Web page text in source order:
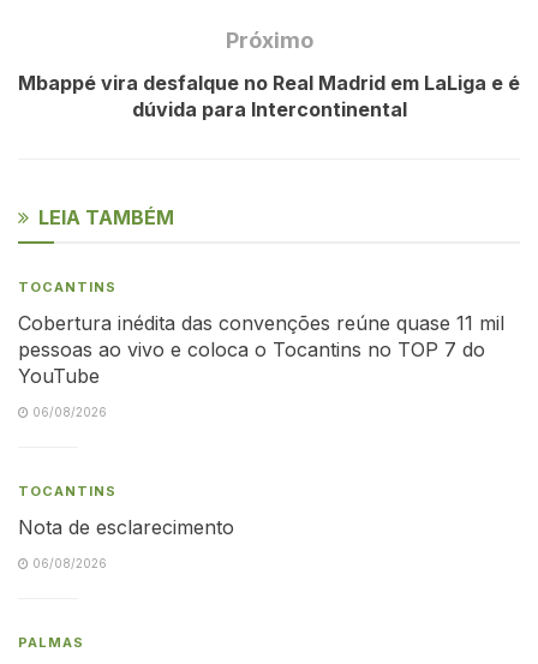
Próximo
Mbappé vira desfalque no Real Madrid em LaLiga e é
dúvida para Intercontinental
LEIA TAMBÉM
TOCANTINS
Cobertura inédita das convenções reúne quase 11 mil
pessoas ao vivo e coloca o Tocantins no TOP 7 do
YouTube
06/08/2026
TOCANTINS
Nota de esclarecimento
06/08/2026
PALMAS